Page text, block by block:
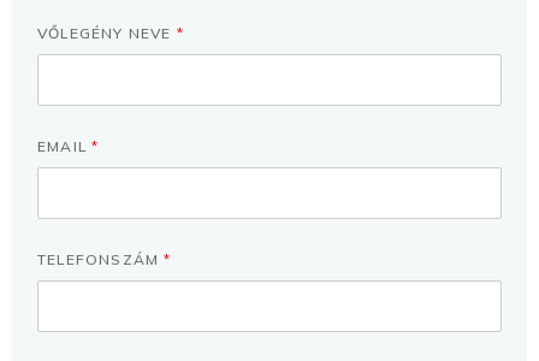
VŐLEGÉNY NEVE *
EMAIL*
TELEFONSZÁM*